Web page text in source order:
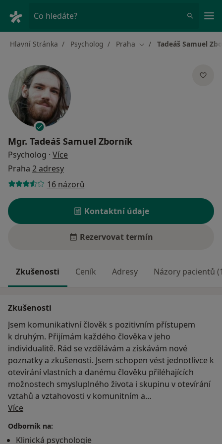
Co hledáte?
Hlavní Stránka Psycholog Praha Změna města
Tadeáš Samuel
Mgr. Tadeáš Samuel Zborník
Psycholog · Více
Praha 2 adresy
16 názorů
Kontaktní údaje
Rezervovat termín
Zkušenosti Ceník Adresy Názory pacientů
Zkušenosti
Jsem komunikativní člověk s pozitivním přístupem
k druhým. Přijímám každého člověka v jeho
individualitě. Rád se vzdělávám a získávám nové
poznatky a zkušenosti. Jsem schopen vést jednotlivce k
otevírání vlastních a danému člověku přiléhajících
možnostech smysluplného života i skupinu v otevírání
vztahů a vztahovosti v komunitním a
skupinovém setkávání. Snažím se o živou účast, vhled
a porozumění, tvořícím různé horizonty našich vztahů,
vazeb a soužití. Součástí toho je i můj zájem o hlubší
Více
Odborník na:
Klinická psychologie